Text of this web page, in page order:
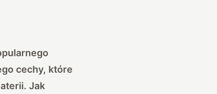
cechy, które
Jak